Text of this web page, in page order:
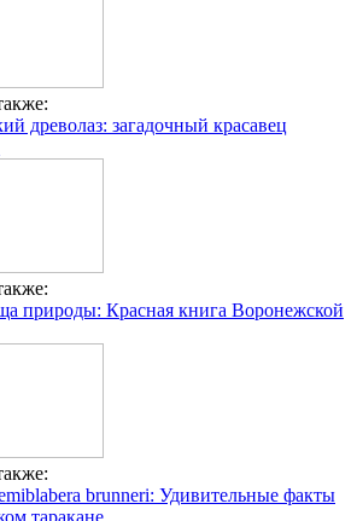
древолаз: загадочный красавец
природы: Красная книга Воронежской
brunneri: Удивительные факты